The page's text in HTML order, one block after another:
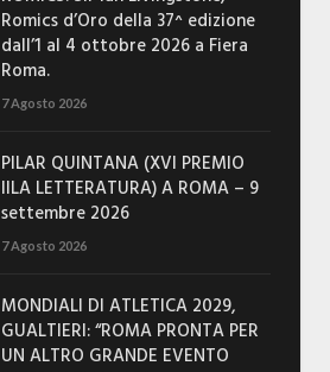
Romics d’Oro della 37^ edizione
dall’1 al 4 ottobre 2026 a Fiera
Roma.
7 Agosto 2026
PILAR QUINTANA (XVI PREMIO
IILA LETTERATURA) A ROMA – 9
settembre 2026
7 Agosto 2026
MONDIALI DI ATLETICA 2029,
GUALTIERI: “ROMA PRONTA PER
UN ALTRO GRANDE EVENTO